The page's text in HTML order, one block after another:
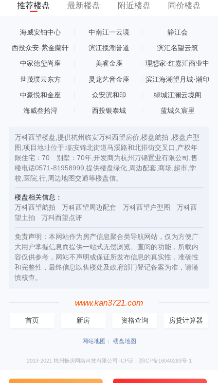
推荐楼盘 最新楼盘 附近楼盘 同价楼盘
海威安铂中心 中南江一云境 静江会
西投众安·紫金蘭轩 滨江揽潮誉道 滨汇名望云筑
中家德玺尚座 美睿金座
理想家·红嘉汇商业中
世茂璞云东方 灵龙艺音金座 滨江海潮望月城·潮印
中豪悦和金座 众安滨和印 绿城江澜云境阁
海威叁拾浔 西投银泰城 蓝城久宸里
万科西望楼盘,提供杭州临安万科西望房价,楼盘航拍 ,楼盘户型
图,项目地址位于:临安锦北街道马溪路和北排街交叉口,产权年
限住宅：70 别墅：70年,开发商为杭州万锦置业有限公司,售
楼电话0571-81958999,提供楼盘绿化,周边配套,商场,超市,学
校,医院,行,周边地图交通等楼盘信。
楼盘相关信息：
万科西望航拍
万科西望周边配套 万科西望户型图
万科西
望土拍
万科西望点评
免责声明：本网站作为房产信息聚合类导航网站，仅为方便广
大用户掌握信息而提供一站式无偿浏览、查阅的功能，所载内
容仅供参考，网站不声明或保证所发布信息的真实性，准确性
和完整性，最终信息以售楼处及政府部门登记备案为准，请谨
慎核查。
www.kan3721.com
首页 新房 资格查询 房贷计算器
网站地图 楼盘地图
2013-2021 杭州畅房网络科技有限公司 ICP证：浙ICP备16040283号-1